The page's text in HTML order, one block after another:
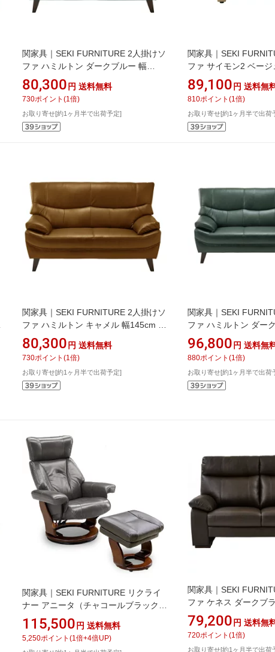
関家具｜SEKI FURNITURE 2人掛けソ
ファ ハミルトン ダークブルー 幅
145cm 本革 ダークブルー 250860
80,300 円 送料無料
730ポイント (1 倍)
お取り寄せ[約1ヶ月半で出荷予定]
関家具｜SEKI
ファ サイモン2 ベージ
革 ベージュ 281317
89,100 円 送料無
810ポイント (1 倍)
お取り寄せ[約1ヶ月半で出荷
関家具｜SEKI FURNITURE 2人掛けソ
ファ ハミルトン キャメル 幅145cm 本
革 キャメル 250864
80,300 円 送料無料
730ポイント (1 倍)
お取り寄せ[約1ヶ月半で出荷予定]
関家具｜SEKI
ファ ハミルトン ダー
175cm 本革 ダークブ
96,800 円 送料無
880ポイント (1 倍)
お取り寄せ[約1ヶ月半で出荷
関家具｜SEKI FURNITURE リクライ
ナー アニータ（チャコールブラック/
チェア約幅75×奥行78~117×高さ
106~88×座面高さ44.5~49cm/スツール
約幅46×奥行41.5×高さ44cm）【キャ
115,500 円 送料無料
5,250ポイント (1倍+4倍UP)
関家具｜SEKI
ファ ケネス ダークブ
本革 ダークブラウン
79,200 円 送料無
720ポイント (1 倍)
お取り寄せ[約1ヶ月半で出荷